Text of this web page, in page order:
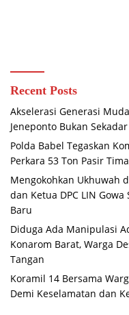
Recent Posts
Akselerasi Generasi
Jeneponto Bukan
Polda Babel Tegaskan
Perkara 53 Ton Pasir
Mengokohkan Ukhuwah
dan Ketua DPC LIN
Baru
Diduga Ada Manipulasi
Konarom Barat, Warga
Tangan
Koramil 14 Bersama
Demi Keselamatan dan